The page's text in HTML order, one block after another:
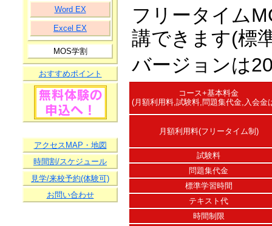
Word EX
Excel EX
MOS学割
おすすめポイント
アクセスMAP・地図
時間割/スケジュール
見学/来校予約(体験可)
お問い合わせ
フリータイム
講できます(標
バージョンは
コース+基本料金
(月額利用料,試験料,問題集代金,入会金
月額利用料(フリータイム制)
試験料
問題集代金
標準学習時間
テキスト代
時間制限